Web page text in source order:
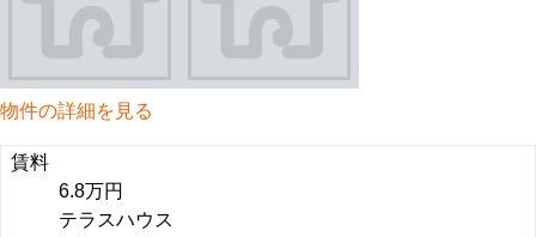
物件の詳細を見る
賃料
6.8万円
テラスハウス